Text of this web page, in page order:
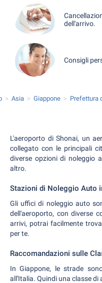
dell'arrivo.
Consigli
Asia Giappone Prefettura
L'aeroporto di Shonai, un
collegato con le principali
diverse opzioni di noleggio
altro.
Stazioni di Noleggio Auto
Gli uffici di noleggio auto
dell'aeroporto, con diverse
arrivi, potrai facilmente
per te.
Raccomandazioni sulle
In Giappone, le strade
all'Italia. Quindi una classe